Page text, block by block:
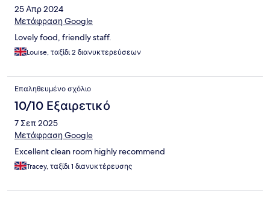
25 Απρ 2024
Μετάφραση Google
Lovely food, friendly staff.
Louise, ταξίδι 2 διανυκτερεύσεων
Επαληθευμένο σχόλιο
10/10 Εξαιρετικό
7 Σεπ 2025
Μετάφραση Google
Excellent clean room highly recommend
Tracey, ταξίδι 1 διανυκτέρευσης